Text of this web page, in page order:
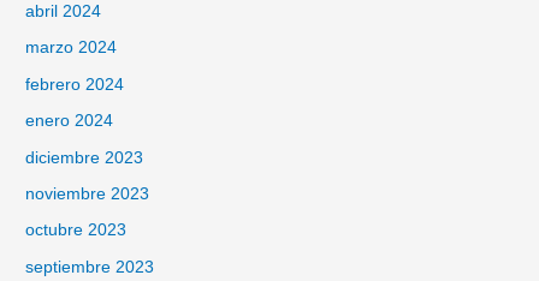
abril 2024
marzo 2024
febrero 2024
enero 2024
diciembre 2023
noviembre 2023
octubre 2023
septiembre 2023